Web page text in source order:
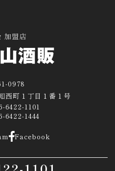
0978
西町１丁目１番１号
6422-1101
6422-1444
Facebook